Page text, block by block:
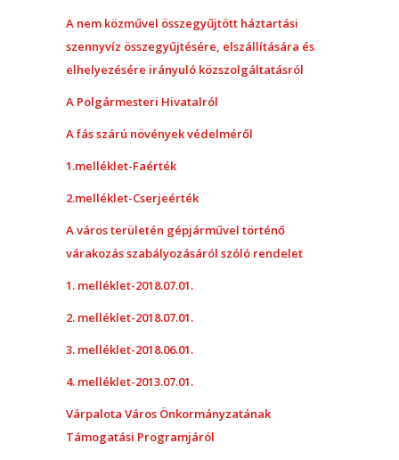
A nem közművel összegyűjtött háztartási
szennyvíz összegyűjtésére, elszállítására és
elhelyezésére irányuló közszolgáltatásról
A Polgármesteri Hivatalról
A fás szárú növények védelméről
1.melléklet-Faérték
2.melléklet-Cserjeérték
A város területén gépjárművel történő
várakozás szabályozásáról szóló rendelet
1. melléklet-2018.07.01.
2. melléklet-2018.07.01.
3. melléklet-2018.06.01.
4. melléklet-2013.07.01.
Várpalota Város Önkormányzatának
Támogatási Programjáról